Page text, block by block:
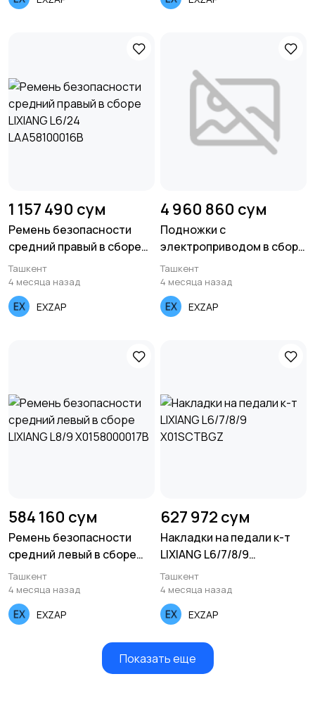
1 157 490 сум
Ремень безопасности
средний правый в сборе
LIXIANG L6/24
LAA58100016B
Ташкент
4 месяца назад
EXZAP
4 960 860 сум
Подножки с
электроприводом в сборе
LIXIANG L9 X0151400045B
Ташкент
4 месяца назад
EXZAP
584 160 сум
Ремень безопасности
средний левый в сборе
LIXIANG L8/9 X0158000017B
Ташкент
4 месяца назад
EXZAP
627 972 сум
Накладки на педали к-т
LIXIANG L6/7/8/9
X01SCTBGZ
Ташкент
4 месяца назад
EXZAP
Показать еще